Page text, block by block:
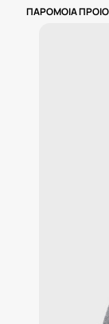
ΠΑΡΟΜΟΙΑ